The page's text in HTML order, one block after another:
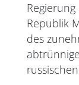
Republik
des